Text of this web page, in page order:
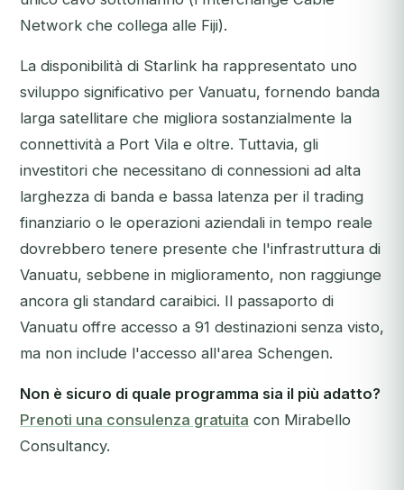
Network che collega alle Fiji).
La disponibilità di Starlink ha rappresentato uno
sviluppo significativo per Vanuatu, fornendo banda
larga satellitare che migliora sostanzialmente la
connettività a Port Vila e oltre. Tuttavia, gli
investitori che necessitano di connessioni ad alta
larghezza di banda e bassa latenza per il trading
finanziario o le operazioni aziendali in tempo reale
dovrebbero tenere presente che l'infrastruttura di
Vanuatu, sebbene in miglioramento, non raggiunge
ancora gli standard caraibici. Il passaporto di
Vanuatu offre accesso a 91 destinazioni senza visto,
ma non include l'accesso all'area Schengen.
Non è sicuro di quale programma sia il più adatto?
Prenoti una consulenza gratuita con Mirabello
Consultancy.